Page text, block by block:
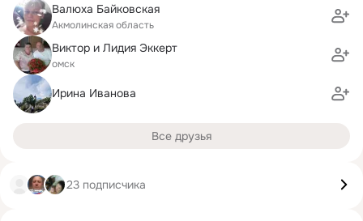
Валюха Байковская
Акмолинская область
Виктор и Лидия Эккерт
омск
Ирина Иванова
Все друзья
23 подписчика